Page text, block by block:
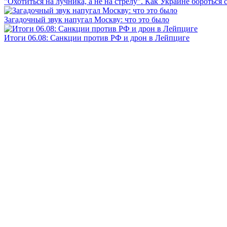
Загадочный звук напугал Москву: что это было
Итоги 06.08: Санкции против РФ и дрон в Лейпциге